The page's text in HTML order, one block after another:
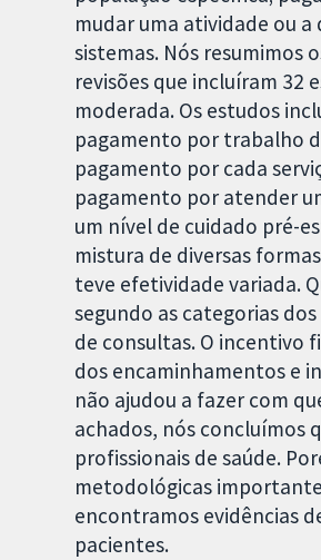
mudar uma atividade ou
sistemas. Nós resumimos
revisões que incluíram 32
moderada. Os estudos
pagamento por trabalho
pagamento por cada
pagamento por atender
um nível de cuidado pré-
mistura de diversas
teve efetividade variada.
segundo as categorias
de consultas. O incentivo
dos encaminhamentos e
não ajudou a fazer com
achados, nós concluímos
profissionais de saúde.
metodológicas
encontramos evidências
pacientes.